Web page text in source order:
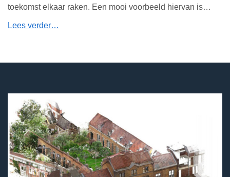
toekomst elkaar raken. Een mooi voorbeeld hiervan is…
Lees verder…